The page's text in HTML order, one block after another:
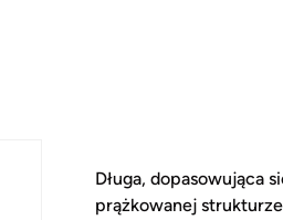
Długa, dopasowująca
prążkowanej